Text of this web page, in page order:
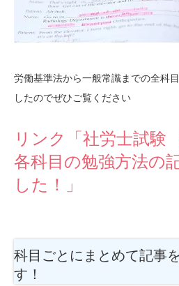
労働基準法から一般常識までの全科
したのでぜひご覧ください
リンク「社労士試
各科目の勉強方法の
した！」
科目ごとにまとめて記事
す！